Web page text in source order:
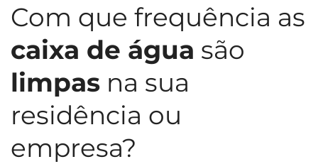
Com que frequência as
caixa de água são
limpas na sua
residência ou
empresa?